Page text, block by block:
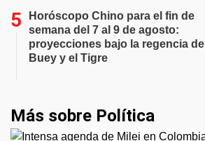
Horóscopo Chino para el fin de
semana del 7 al 9 de agosto:
proyecciones bajo la regencia del
Buey y el Tigre
Más sobre Política